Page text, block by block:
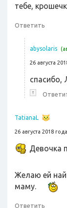
тебе,
Ответить
abysolaris
26 августа
↑
TatianaL
26 августа 2018
Девочка
Желаю ей
маму.
Ответить